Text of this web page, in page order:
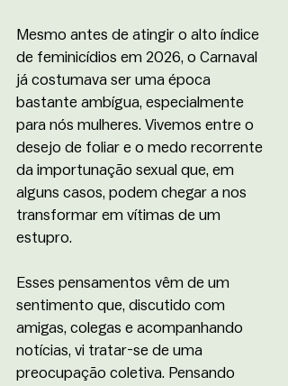
Mesmo antes de atingir o alto índice
de feminicídios em 2026, o Carnaval
já costumava ser uma época
bastante ambígua, especialmente
para nós mulheres. Vivemos entre o
desejo de foliar e o medo recorrente
da importunação sexual que, em
alguns casos, podem chegar a nos
transformar em vítimas de um
estupro.
Esses pensamentos vêm de um
sentimento que, discutido com
amigas, colegas e acompanhando
notícias, vi tratar-se de uma
preocupação coletiva. Pensando